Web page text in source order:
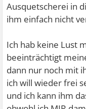
Ausquetscherei in
ihm einfach nicht
Ich hab keine Lust
beeinträchtigt
dann nur noch mit
ich will wieder frei
und ich kann ihm